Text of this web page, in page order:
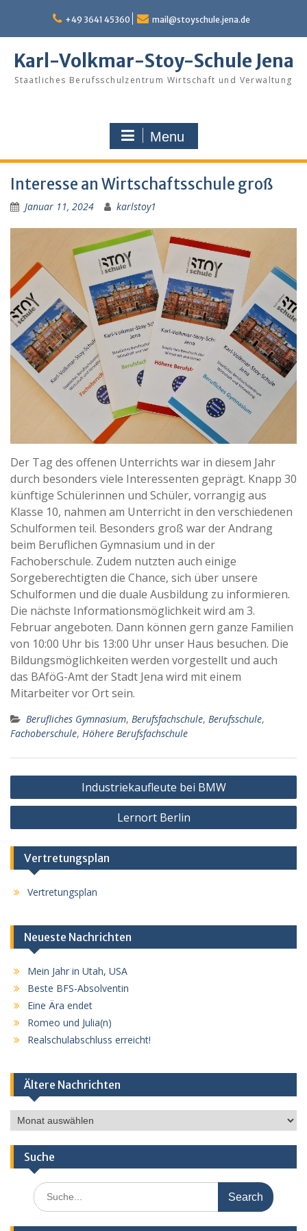
content
+49 3641 45360 mail@stoyschule.jena.de
Karl-Volkmar-Stoy-Schule Jena
Staatliches Berufsschulzentrum Wirtschaft und Verwaltung
Menu
Interesse an Wirtschaftsschule groß
Januar 11, 2024 karlstoy1
Der Tag des offenen Unterrichts war in diesem Jahr
durch besonders viele Interessenten geprägt. Knapp 30
künftige Schülerinnen und Schüler, vorrangig aus
Klasse 10, nahmen am Unterricht in den verschiedenen
Schulformen teil. Besonders groß war der Andrang
beim Beruflichen Gymnasium und in der
Fachoberschule. Zudem nutzten auch einige
Sorgeberechtigten die Chance, sich über unsere
Schulformen und die duale Ausbildung zu informieren.
Die nächste Informationsmöglichkeit wird am 3.
Februar angeboten. Dann können gern ganze Familien
von 10:00 Uhr bis 13:00 Uhr unser Haus besuchen. Die
Bildungsmöglichkeiten werden vorgestellt und auch
das BAföG-Amt der Stadt Jena wird mit einem
Mitarbeiter vor Ort sein.
Berufliches Gymnasium, Berufsfachschule, Berufsschule,
Fachoberschule, Höhere Berufsfachschule
Beitragsnavigation
Industriekaufleute bei BMW
Lernort Berlin
Vertretungsplan
Vertretungsplan
Neueste Nachrichten
Mein Jahr in Utah, USA
Beste BFS-Absolventin
Eine Ära endet
Romeo und Julia(n)
Realschulabschluss erreicht!
Ältere Nachrichten
Ältere
Nachrichten
Suche
Search
for: